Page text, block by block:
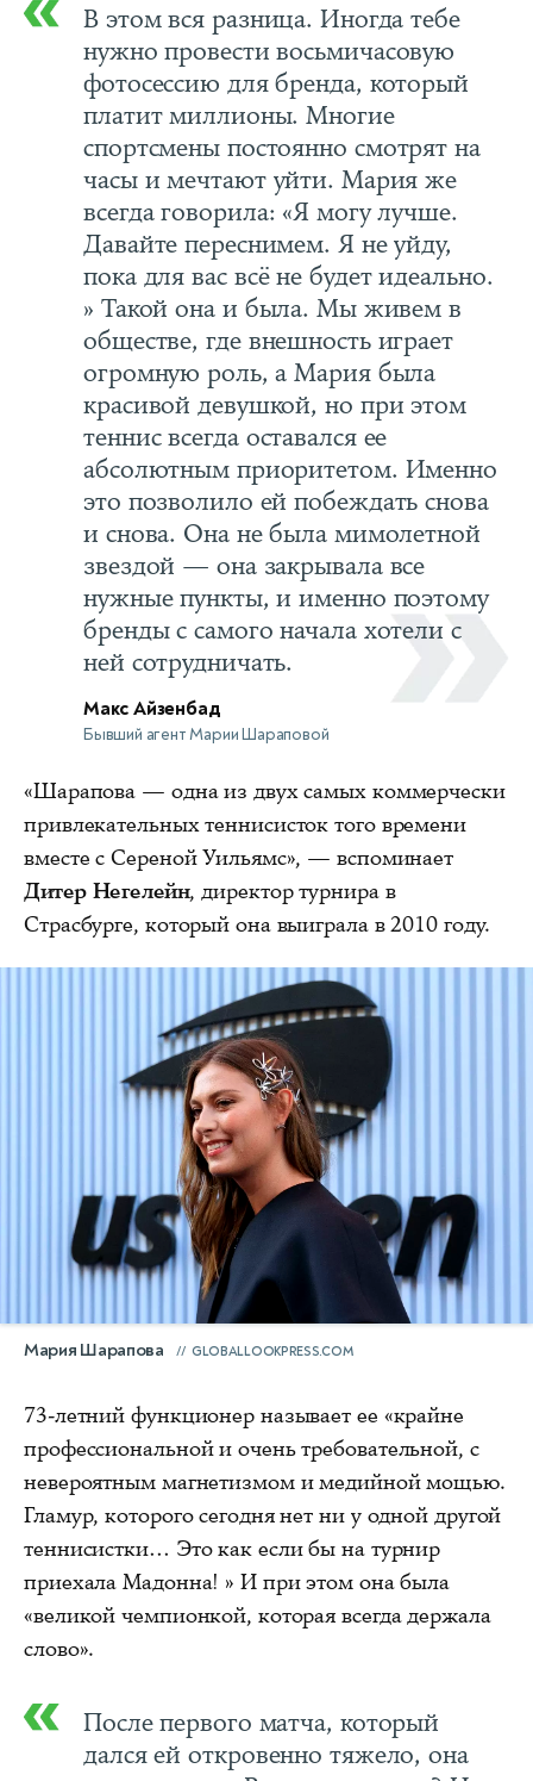
В этом вся разница. Иногда тебе
нужно провести восьмичасовую
фотосессию для бренда, который
платит миллионы. Многие
спортсмены постоянно смотрят на
часы и мечтают уйти. Мария же
всегда говорила: «Я могу лучше.
Давайте переснимем. Я не уйду,
пока для вас всё не будет идеально.
» Такой она и была. Мы живем в
обществе, где внешность играет
огромную роль, а Мария была
красивой девушкой, но при этом
теннис всегда оставался ее
абсолютным приоритетом. Именно
это позволило ей побеждать снова
и снова. Она не была мимолетной
звездой — она закрывала все
нужные пункты, и именно поэтому
бренды с самого начала хотели с
ней сотрудничать.
Макс Айзенбад
Бывший агент Марии Шараповой
«Шарапова — одна из двух самых коммерчески
привлекательных теннисисток того времени
вместе с Сереной Уильямс», — вспоминает
Дитер Негелейн, директор турнира в
Страсбурге, который она выиграла в 2010 году.
Мария Шарапова GLOBALLOOKPRESS.COM
73-летний функционер называет ее «крайне
профессиональной и очень требовательной, с
невероятным магнетизмом и медийной мощью.
Гламур, которого сегодня нет ни у одной другой
теннисистки… Это как если бы на турнир
приехала Мадонна! » И при этом она была
«великой чемпионкой, которая всегда держала
слово».
После первого матча, который
дался ей откровенно тяжело, она